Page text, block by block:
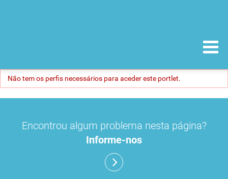
Não tem os perfis necessários para aceder este portlet.
Encontrou algum problema nesta página?
Informe-nos